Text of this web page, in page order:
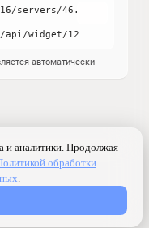
автоматически